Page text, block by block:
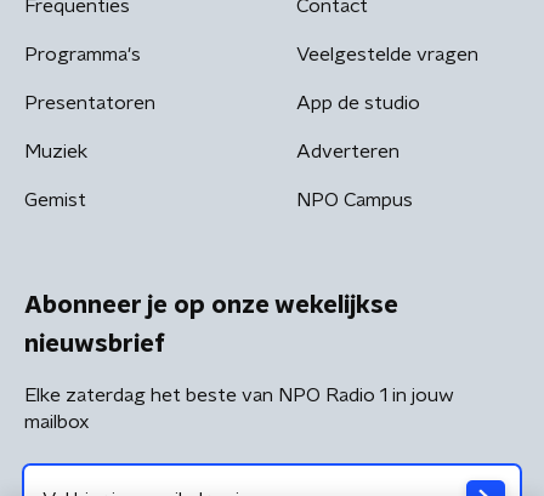
Frequenties
Programma's
Presentatoren
Muziek
Gemist
Contact
Veelgestelde vragen
App de studio
Adverteren
NPO Campus
Abonneer je op onze wekelijkse
nieuwsbrief
Elke zaterdag het beste van NPO Radio 1 in jouw
mailbox